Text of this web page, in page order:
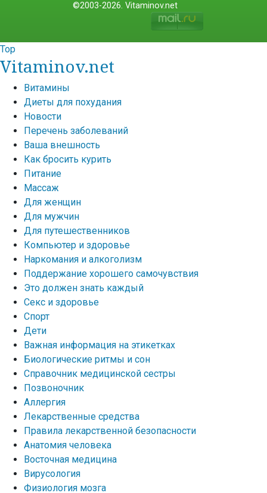
©2003-2026. Vitaminov.net
Top
Vitaminov.net
Витамины
Диеты для похудания
Новости
Перечень заболеваний
Ваша внешность
Как бросить курить
Питание
Массаж
Для женщин
Для мужчин
Для путешественников
Компьютер и здоровье
Наркомания и алкоголизм
Поддержание хорошего самочувствия
Это должен знать каждый
Секс и здоровье
Спорт
Дети
Важная информация на этикетках
Биологические ритмы и сон
Справочник медицинской сестры
Позвоночник
Аллергия
Лекарственные средства
Правила лекарственной безопасности
Aнатомия человека
Восточная медицина
Вирусология
Физиология мозга